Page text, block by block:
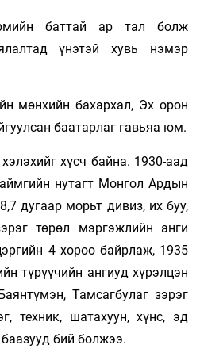
баттай ар тал болж
үнэтэй хувь нэмэр
мөнхийн бахархал, Эх орон
баатарлаг гавьяа юм.
хүсч байна. 1930-аад
нутагт Монгол Ардын
дугаар морьт дивиз, их буу,
төрөл мэргэжлийн анги
4 хороо байрлаж, 1935
түрүүчийн ангиуд хүрэлцэн
Тамсагбулаг зэрэг
техник, шатахуун, хүнс, эд
бий болжээ.